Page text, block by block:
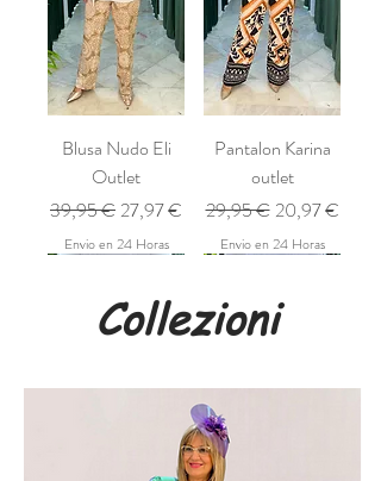
Blusa Nudo Eli
Outlet
Prezzo regolare
39,95 € Prezzo scontato
27,97 €
Envio en 24 Horas
Pantalon Karina
outlet
Prezzo regolare
29,95 € Prezzo scontato
20,97 €
Envio en 24 Horas
Collezioni